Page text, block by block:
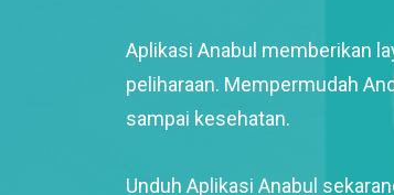
Aplikasi Anabul memberikan
peliharaan. Mempermudah
sampai kesehatan.
Unduh Aplikasi Anabul